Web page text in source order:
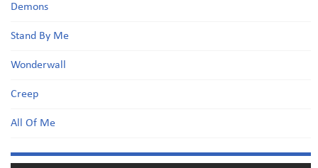
Demons
Stand By Me
Wonderwall
Creep
All Of Me